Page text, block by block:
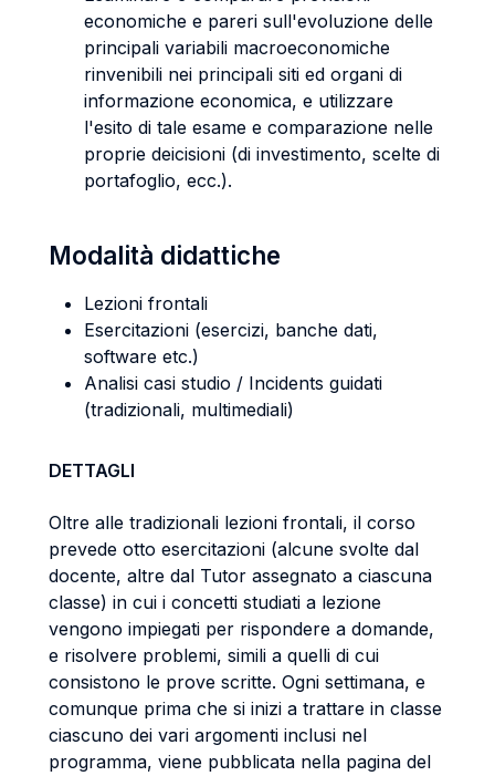
economiche e pareri sull'evoluzione delle
principali variabili macroeconomiche
rinvenibili nei principali siti ed organi di
informazione economica, e utilizzare
l'esito di tale esame e comparazione nelle
proprie deicisioni (di investimento, scelte di
portafoglio, ecc.).
Modalità didattiche
Lezioni frontali
Esercitazioni (esercizi, banche dati,
software etc.)
Analisi casi studio / Incidents guidati
(tradizionali, multimediali)
DETTAGLI
Oltre alle tradizionali lezioni frontali, il corso
prevede otto esercitazioni (alcune svolte dal
docente, altre dal Tutor assegnato a ciascuna
classe) in cui i concetti studiati a lezione
vengono impiegati per rispondere a domande,
e risolvere problemi, simili a quelli di cui
consistono le prove scritte. Ogni settimana, e
comunque prima che si inizi a trattare in classe
ciascuno dei vari argomenti inclusi nel
programma, viene pubblicata nella pagina del